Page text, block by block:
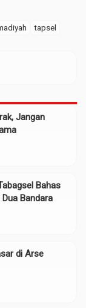
tapsel
Jangan
Bahas
Bandara
di Arse